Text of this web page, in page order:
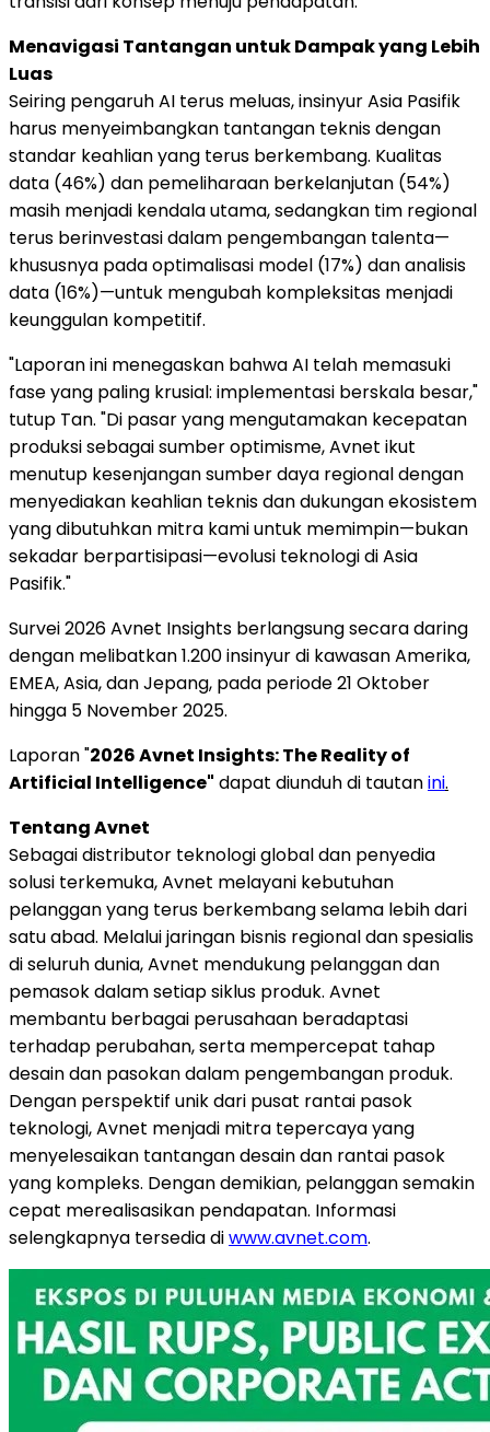
Menavigasi Tantangan untuk Dampak yang Lebih
Luas
Seiring pengaruh AI terus meluas, insinyur Asia Pasifik
harus menyeimbangkan tantangan teknis dengan
standar keahlian yang terus berkembang. Kualitas
data (46%) dan pemeliharaan berkelanjutan (54%)
masih menjadi kendala utama, sedangkan tim regional
terus berinvestasi dalam pengembangan talenta—
khususnya pada optimalisasi model (17%) dan analisis
data (16%)—untuk mengubah kompleksitas menjadi
keunggulan kompetitif.
"Laporan ini menegaskan bahwa AI telah memasuki
fase yang paling krusial: implementasi berskala besar,"
tutup Tan. "Di pasar yang mengutamakan kecepatan
produksi sebagai sumber optimisme, Avnet ikut
menutup kesenjangan sumber daya regional dengan
menyediakan keahlian teknis dan dukungan ekosistem
yang dibutuhkan mitra kami untuk memimpin—bukan
sekadar berpartisipasi—evolusi teknologi di Asia
Pasifik."
Survei 2026 Avnet Insights berlangsung secara daring
dengan melibatkan 1.200 insinyur di kawasan Amerika,
EMEA, Asia, dan Jepang, pada periode 21 Oktober
hingga 5 November 2025.
Laporan "2026 Avnet Insights: The Reality of
Artificial Intelligence" dapat diunduh di tautanini.
Tentang Avnet
Sebagai distributor teknologi global dan penyedia
solusi terkemuka, Avnet melayani kebutuhan
pelanggan yang terus berkembang selama lebih dari
satu abad. Melalui jaringan bisnis regional dan spesialis
di seluruh dunia, Avnet mendukung pelanggan dan
pemasok dalam setiap siklus produk. Avnet
membantu berbagai perusahaan beradaptasi
terhadap perubahan, serta mempercepat tahap
desain dan pasokan dalam pengembangan produk.
Dengan perspektif unik dari pusat rantai pasok
teknologi, Avnet menjadi mitra tepercaya yang
menyelesaikan tantangan desain dan rantai pasok
yang kompleks. Dengan demikian, pelanggan semakin
cepat merealisasikan pendapatan. Informasi
selengkapnya tersedia diwww.avnet.com.